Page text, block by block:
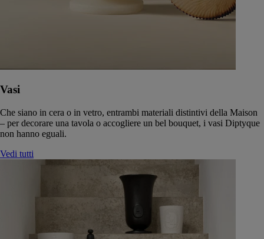
Vasi
Che siano in cera o in vetro, entrambi materiali distintivi della Maison
– per decorare una tavola o accogliere un bel bouquet, i vasi Diptyque
non hanno eguali.
Vedi tutti